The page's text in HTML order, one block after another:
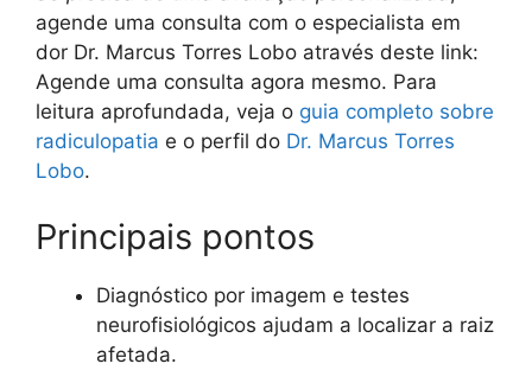
agende uma consulta com o especialista em
dor Dr. Marcus Torres Lobo através deste link:
Agende uma consulta agora mesmo. Para
leitura aprofundada, veja o guia completo sobre
radiculopatia e o perfil do Dr. Marcus Torres
Lobo.
Principais pontos
Diagnóstico por imagem e testes
neurofisiológicos ajudam a localizar a raiz
afetada.